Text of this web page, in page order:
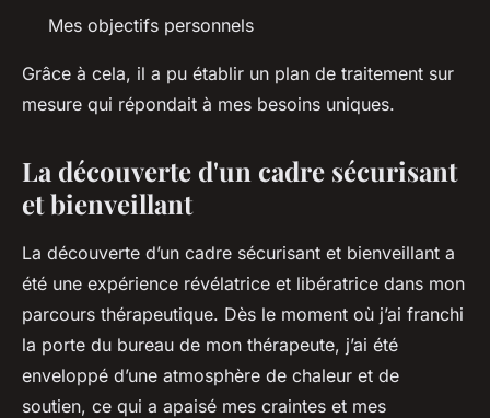
Mes objectifs personnels
Grâce à cela, il a pu établir un plan de traitement sur
mesure qui répondait à mes besoins uniques.
La découverte d'un cadre sécurisant
et bienveillant
La découverte d’un cadre sécurisant et bienveillant a
été une expérience révélatrice et libératrice dans mon
parcours thérapeutique. Dès le moment où j’ai franchi
la porte du bureau de mon thérapeute, j’ai été
enveloppé d’une atmosphère de chaleur et de
soutien, ce qui a apaisé mes craintes et mes